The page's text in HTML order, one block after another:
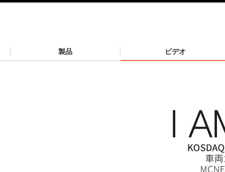
製品 ビデオ